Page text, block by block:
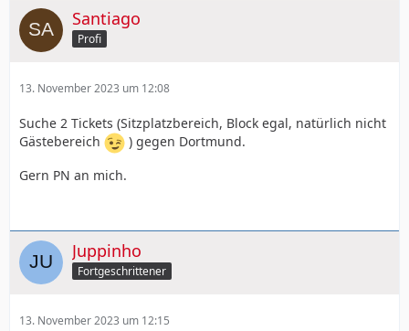
Santiago
Profi
13. November 2023 um 12:08
Suche 2 Tickets (Sitzplatzbereich, Block egal, natürlich nicht
Gästebereich
) gegen Dortmund.
Gern PN an mich.
Juppinho
Fortgeschrittener
13. November 2023 um 12:15